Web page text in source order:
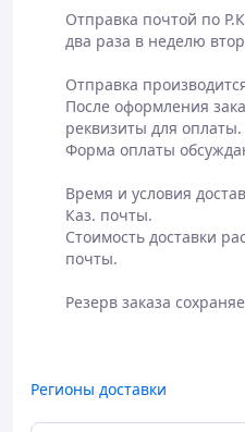
Отправка почтой по
два раза в неделю
Отправка
После оформления
реквизиты для оплаты.
Форма оплаты
Время и условия
Каз. почты.
Стоимость доставки
почты.
Резерв заказа
Регионы доставки